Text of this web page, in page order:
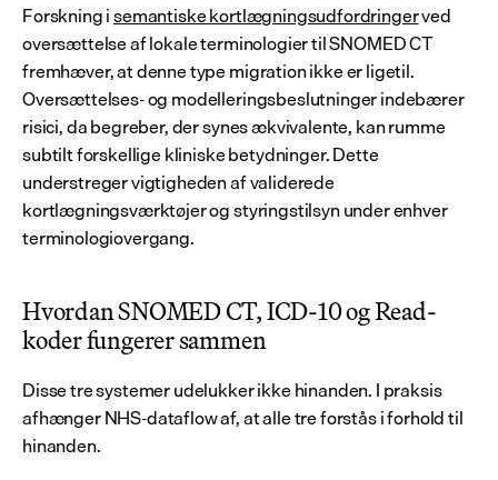
Forskning i semantiske kortlægningsudfordringer ved
oversættelse af lokale terminologier til SNOMED CT
fremhæver, at denne type migration ikke er ligetil.
Oversættelses- og modelleringsbeslutninger indebærer
risici, da begreber, der synes ækvivalente, kan rumme
subtilt forskellige kliniske betydninger. Dette
understreger vigtigheden af validerede
kortlægningsværktøjer og styringstilsyn under enhver
terminologiovergang.
Hvordan SNOMED CT, ICD-10 og Read-
koder fungerer sammen
Disse tre systemer udelukker ikke hinanden. I praksis
afhænger NHS-dataflow af, at alle tre forstås i forhold til
hinanden.